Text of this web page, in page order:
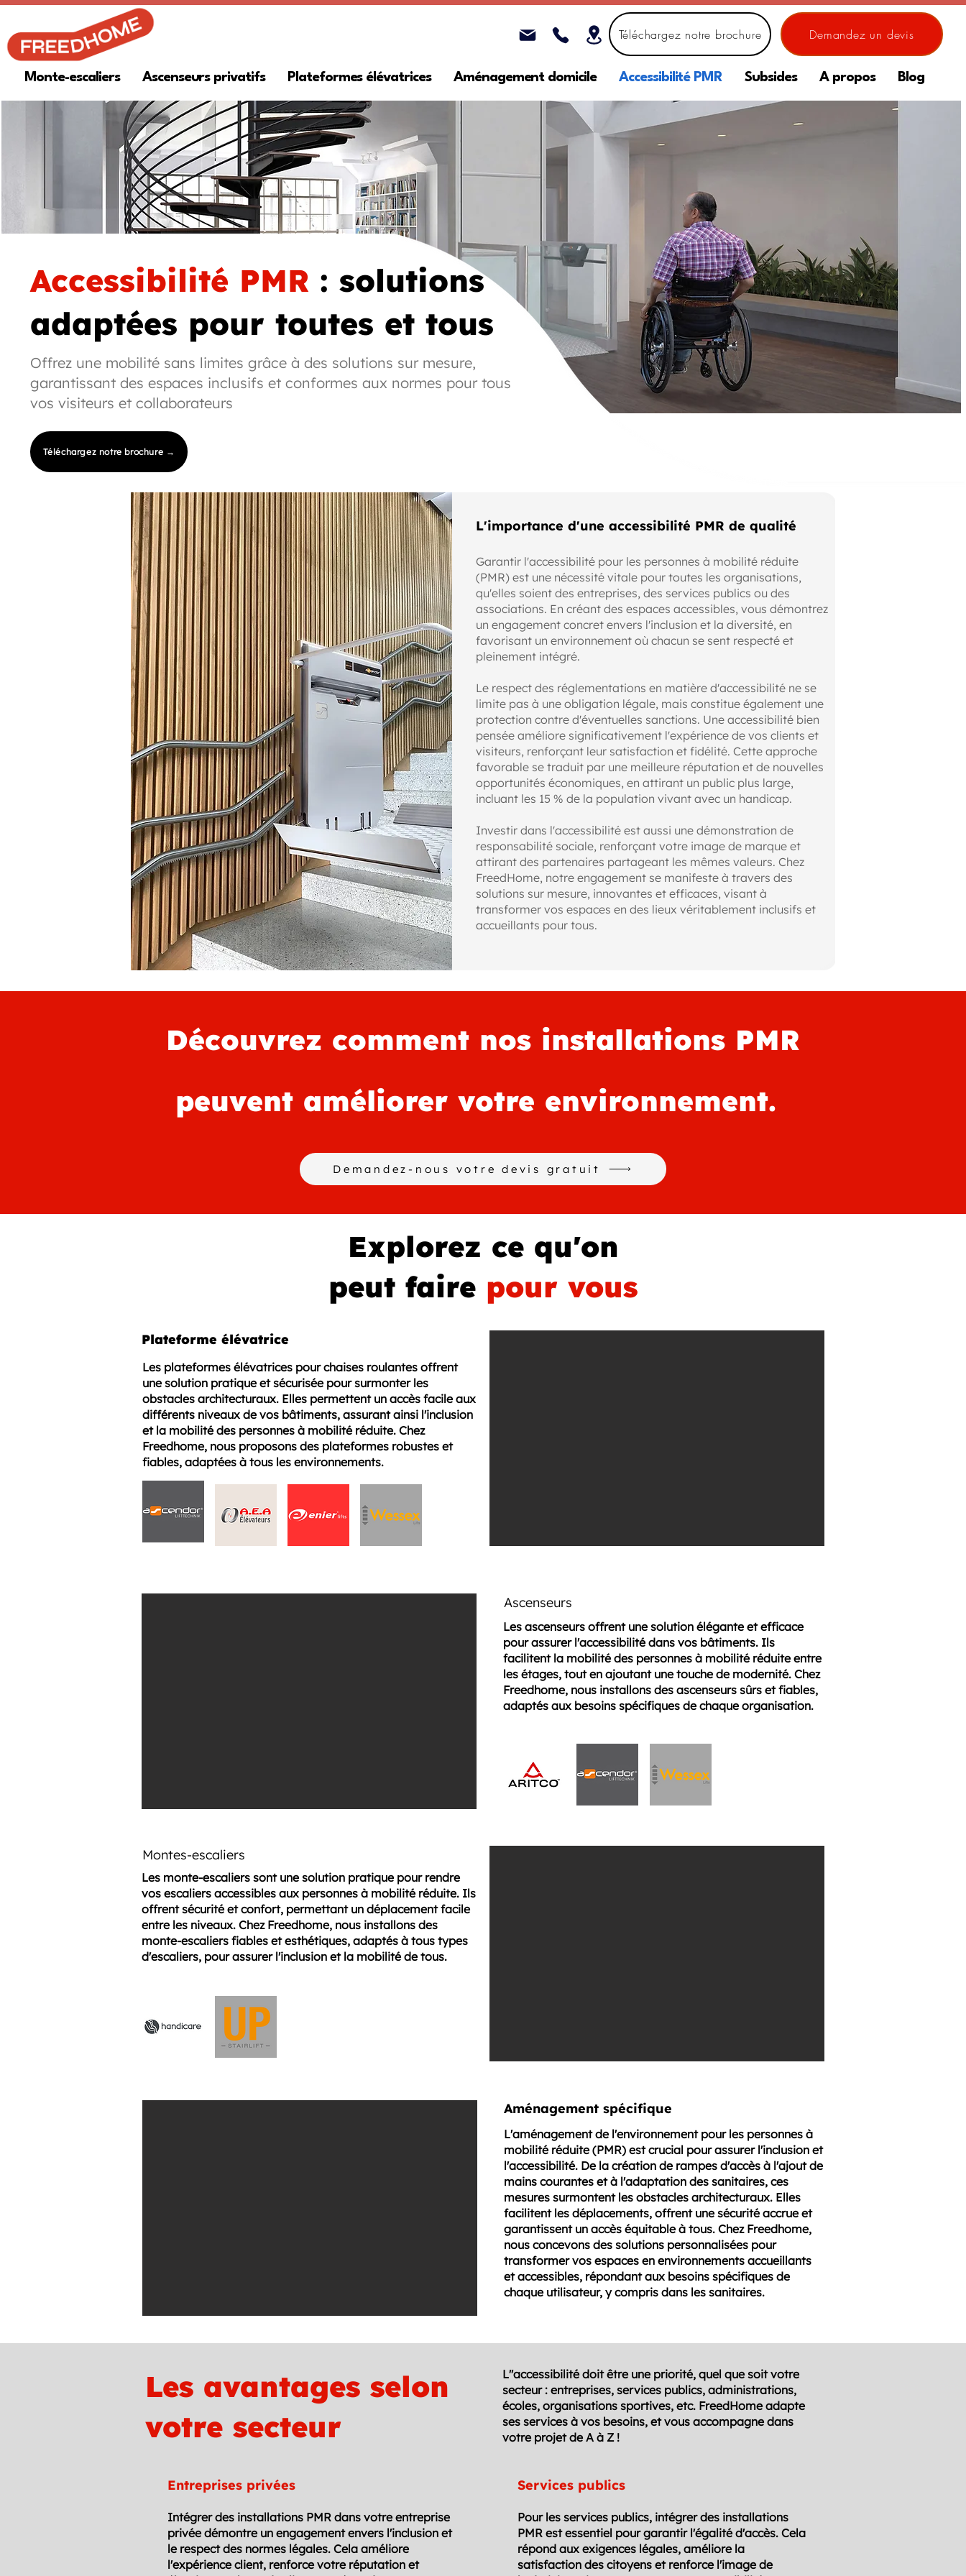
Téléchargez notre brochure Demandez un devis
Monte-escaliers Ascenseurs privatifs Plateformes élévatrices Aménagement domicile Accessibilité PMR Subsides A propos Blog
Accessibilité PMR : solutions
adaptées pour toutes et tous
Offrez une mobilité sans limites grâce à des solutions sur mesure,
garantissant des espaces inclusifs et conformes aux normes pour tous
vos visiteurs et collaborateurs
Téléchargez notre brochure →
L'importance d'une accessibilité PMR de qualité
Garantir l'accessibilité pour les personnes à mobilité réduite
(PMR) est une nécessité vitale pour toutes les organisations,
qu'elles soient des entreprises, des services publics ou des
associations. En créant des espaces accessibles, vous démontrez
un engagement concret envers l'inclusion et la diversité, en
favorisant un environnement où chacun se sent respecté et
pleinement intégré.
Le respect des réglementations en matière d'accessibilité ne se
limite pas à une obligation légale, mais constitue également une
protection contre d'éventuelles sanctions. Une accessibilité bien
pensée améliore significativement l'expérience de vos clients et
visiteurs, renforçant leur satisfaction et fidélité. Cette approche
favorable se traduit par une meilleure réputation et de nouvelles
opportunités économiques, en attirant un public plus large,
incluant les 15 % de la population vivant avec un handicap.
Investir dans l'accessibilité est aussi une démonstration de
responsabilité sociale, renforçant votre image de marque et
attirant des partenaires partageant les mêmes valeurs. Chez
FreedHome, notre engagement se manifeste à travers des
solutions sur mesure, innovantes et efficaces, visant à
transformer vos espaces en des lieux véritablement inclusifs et
accueillants pour tous.
Découvrez comment nos installations PMR
peuvent améliorer votre environnement.
Demandez-nous votre devis gratuit
Explorez ce qu'on
peut faire pour vous
Plateforme élévatrice
Les plateformes élévatrices pour chaises roulantes offrent
une solution pratique et sécurisée pour surmonter les
obstacles architecturaux. Elles permettent un accès facile aux
différents niveaux de vos bâtiments, assurant ainsi l'inclusion
et la mobilité des personnes à mobilité réduite. Chez
Freedhome, nous proposons des plateformes robustes et
fiables, adaptées à tous les environnements.
Montes-escaliers
Les monte-escaliers sont une solution pratique pour rendre
vos escaliers accessibles aux personnes à mobilité réduite. Ils
offrent sécurité et confort, permettant un déplacement facile
entre les niveaux. Chez Freedhome, nous installons des
monte-escaliers fiables et esthétiques, adaptés à tous types
d'escaliers, pour assurer l'inclusion et la mobilité de tous.
Ascenseurs
Les ascenseurs offrent une solution élégante et efficace
pour assurer l'accessibilité dans vos bâtiments. Ils
facilitent la mobilité des personnes à mobilité réduite entre
les étages, tout en ajoutant une touche de modernité. Chez
Freedhome, nous installons des ascenseurs sûrs et fiables,
adaptés aux besoins spécifiques de chaque organisation.
Aménagement spécifique
L'aménagement de l'environnement pour les personnes à
mobilité réduite (PMR) est crucial pour assurer l'inclusion et
l'accessibilité. De la création de rampes d'accès à l'ajout de
mains courantes et à l'adaptation des sanitaires, ces
mesures surmontent les obstacles architecturaux. Elles
facilitent les déplacements, offrent une sécurité accrue et
garantissent un accès équitable à tous. Chez Freedhome,
nous concevons des solutions personnalisées pour
transformer vos espaces en environnements accueillants
et accessibles, répondant aux besoins spécifiques de
chaque utilisateur, y compris dans les sanitaires.
Les avantages selon
votre secteur
Intégrer des installations PMR dans votre entreprise
privée démontre un engagement envers l'inclusion et
le respect des normes légales. Cela améliore
l'expérience client, renforce votre réputation et
Entreprises privées
L''accessibilité doit être une priorité, quel que soit votre
secteur : entreprises, services publics, administrations,
écoles, organisations sportives, etc. FreedHome adapte
ses services à vos besoins, et vous accompagne dans
votre projet de A à Z !
Pour les services publics, intégrer des installations
PMR est essentiel pour garantir l'égalité d'accès. Cela
répond aux exigences légales, améliore la
satisfaction des citoyens et renforce l'image de
Services publics